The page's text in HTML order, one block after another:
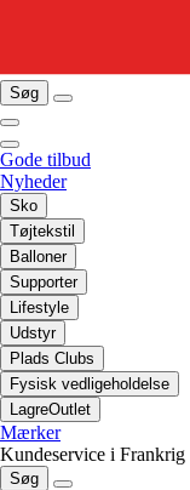
Søg
Gode tilbud
Nyheder
Sko
Tøjtekstil
Balloner
Supporter
Lifestyle
Udstyr
Plads Clubs
Fysisk vedligeholdelse
LagreOutlet
Mærker
Kundeservice i Frankrig
Søg